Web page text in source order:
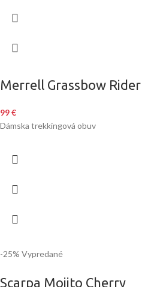
Merrell Grassbow Rider
99€
Dámska trekkingová obuv
-25% Vypredané
Scarpa Mojito Cherry